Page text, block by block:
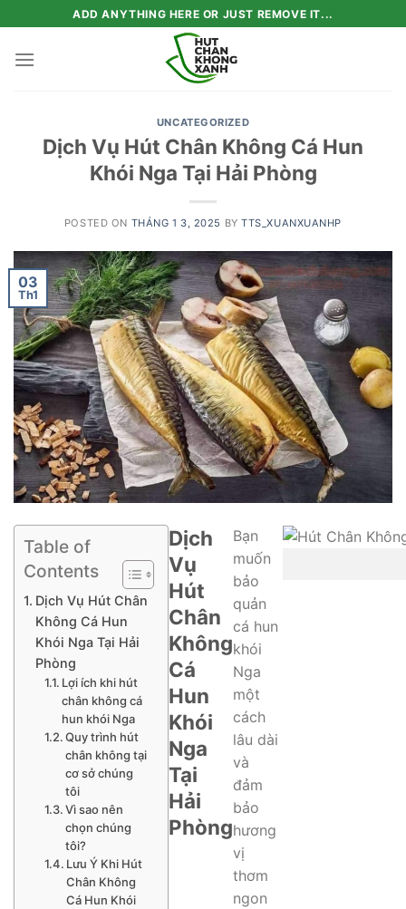
to
content
ADD ANYTHING HERE OR JUST REMOVE IT...
UNCATEGORIZED
Dịch Vụ Hút Chân Không Cá Hun
Khói Nga Tại Hải Phòng
POSTED ON THÁNG 1 3, 2025 BYTTS_XUANXUANHP
03
Th1
Table of
Contents
Dịch Vụ Hút Chân
Không Cá Hun
Khói Nga Tại Hải
Phòng
Lợi ích khi hút
chân không cá
hun khói Nga
Quy trình hút
chân không tại
cơ sở chúng
tôi
Vì sao nên
chọn chúng
tôi?
Lưu Ý Khi Hút
Chân Không
Cá Hun Khói
Dịch
Vụ
Hút
Chân
Không
Cá
Hun
Khói
Nga
Tại
Hải
Phòng
Bạn
muốn
bảo
quản
cá hun
khói
Nga
một
cách
lâu dài
và
đảm
bảo
hương
vị
thơm
ngon